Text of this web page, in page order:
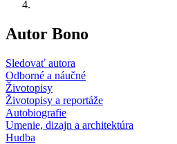
Autor Bono
Sledovať autora
Odborné a náučné
Životopisy
Životopisy a reportáže
Autobiografie
Umenie, dizajn a architektúra
Hudba